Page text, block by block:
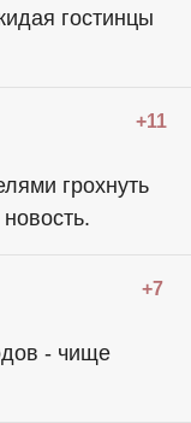
гостинцы
+11
грохнуть
+7
- чище